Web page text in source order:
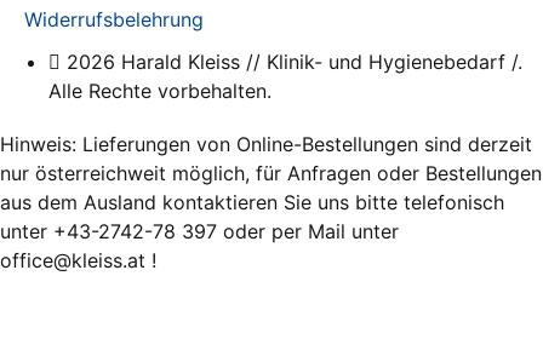
2026 Harald Kleiss // Klinik- und Hygienebedarf /.
Alle Rechte vorbehalten.
Hinweis: Lieferungen von Online-Bestellungen sind derzeit
nur österreichweit möglich, für Anfragen oder Bestellungen
aus dem Ausland kontaktieren Sie uns bitte telefonisch
unter +43-2742-78 397 oder per Mail unter
office@kleiss.at !
Widerrufsbelehrung